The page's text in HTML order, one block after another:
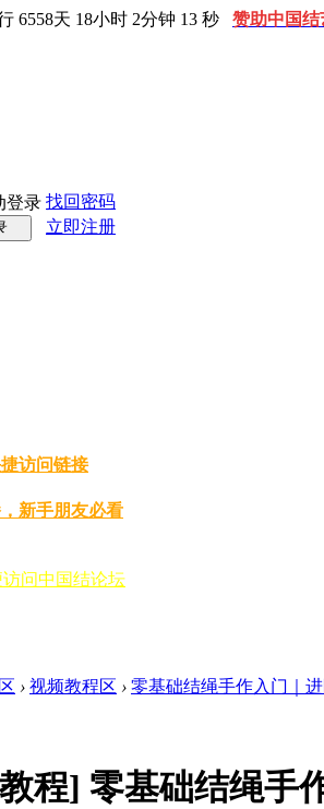
6558天 18小时 2分钟 14 秒 赞助中国结
登录 找回密码
立即注册
访问链接
新手朋友必看
问中国结论坛
› 视频教程区 › 零基础结绳手作入门｜
程] 零基础结绳手